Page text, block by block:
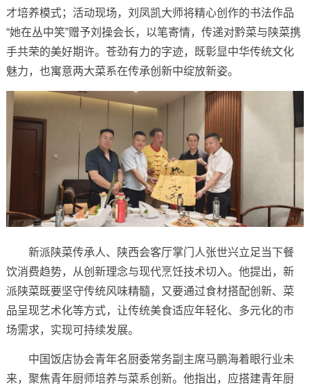
才培养模式；活动现场，刘凤凯大师将精心创作的书法作品
“她在丛中笑”赠予刘操会长，以笔寄情，传递对黔菜与陕菜携
手共荣的美好期许。苍劲有力的字迹，既彰显中华传统文化
魅力，也寓意两大菜系在传承创新中绽放新姿。
新派陕菜传承人、陕西会客厅掌门人张世兴立足当下餐
饮消费趋势，从创新理念与现代烹饪技术切入。他提出，新
派陕菜既要坚守传统风味精髓，又要通过食材搭配创新、菜
品呈现艺术化等方式，让传统美食适应年轻化、多元化的市
场需求，实现可持续发展。
中国饭店协会青年名厨委常务副主席马鹏海着眼行业未
来，聚焦青年厨师培养与菜系创新。他指出，应搭建青年厨